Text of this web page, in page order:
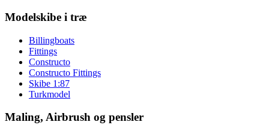
Modelskibe i træ
Billingboats
Fittings
Constructo
Constructo Fittings
Skibe 1:87
Turkmodel
Maling, Airbrush og pensler